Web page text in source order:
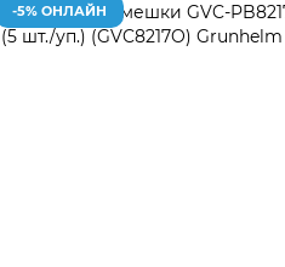
-5% ОНЛАЙН